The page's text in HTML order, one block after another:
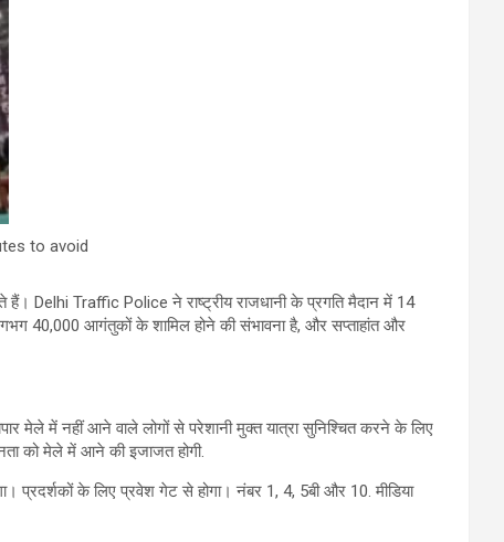
to avoid
Delhi Traffic Police ने राष्ट्रीय राजधानी के प्रगति मैदान में 14
40,000 आगंतुकों के शामिल होने की संभावना है, और सप्ताहांत और
मेले में नहीं आने वाले लोगों से परेशानी मुक्त यात्रा सुनिश्चित करने के लिए
को मेले में आने की इजाजत होगी.
के लिए प्रवेश गेट से होगा। नंबर 1, 4, 5बी और 10. मीडिया